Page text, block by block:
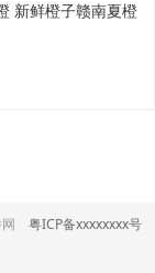
新鲜橙子赣南夏橙
网 粤ICP备xxxxxxxx号